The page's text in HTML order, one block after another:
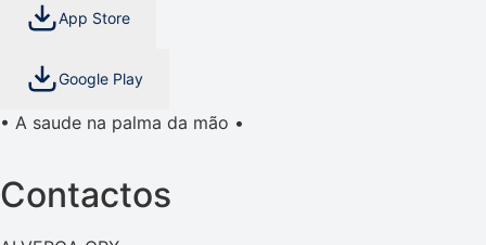
App Store
Google Play
• A saude na palma da mão •
Contactos